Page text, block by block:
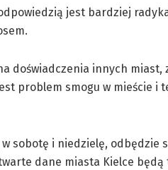
jest bardziej
doświadczenia innych
problem smogu w mieście
sobotę i niedzielę, odbędzie
dane miasta Kielce